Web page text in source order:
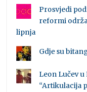
Prosvjedi
reformi
lipnja
Gdje su
Leon Lučev
“Artikulacija